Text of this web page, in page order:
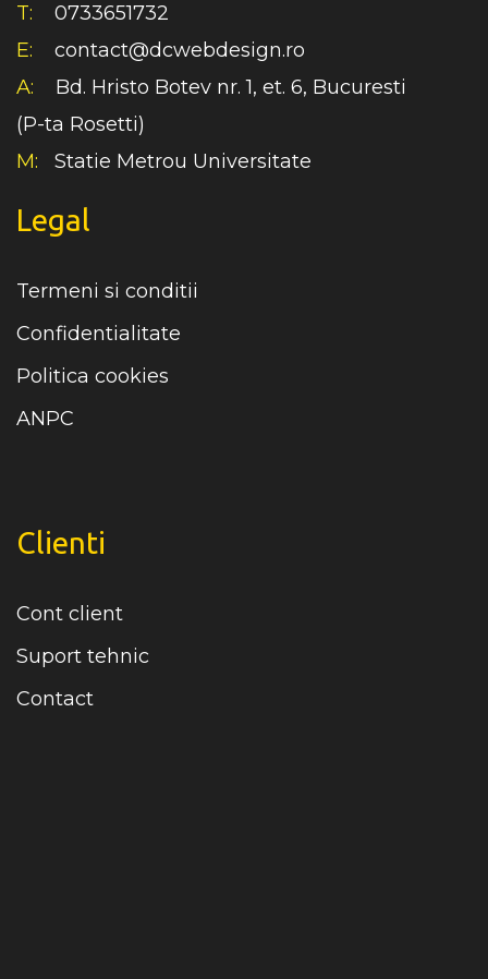
T:
0733651732
E:
contact@dcwebdesign.ro
A:
Bd. Hristo Botev nr. 1, et. 6, Bucuresti
(P-ta Rosetti)
M:
Statie Metrou Universitate
Legal
Termeni si conditii
Confidentialitate
Politica cookies
ANPC
Clienti
Cont client
Suport tehnic
Contact